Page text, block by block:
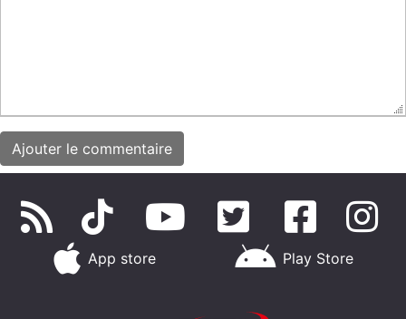
App store Play Store